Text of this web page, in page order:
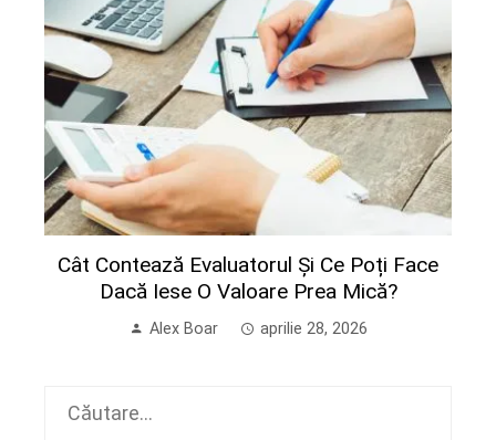
Cât Contează Evaluatorul Și Ce Poți Face
Dacă Iese O Valoare Prea Mică?
Alex Boar aprilie 28, 2026
Caută